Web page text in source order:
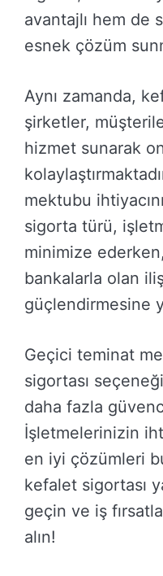
avantajlı hem de
esnek çözüm
Aynı zamanda,
şirketler,
hizmet sunarak
mektubu
sigorta türü,
minimize
bankalarla olan
güçlendirmesine
Geçici teminat
sigortası
daha fazla
İşletmelerinizin
en iyi çözümleri
kefalet sigortası
geçin ve iş
alın!